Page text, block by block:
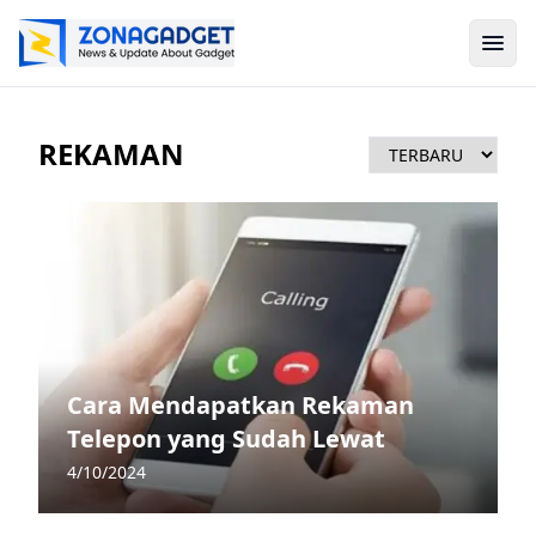
REKAMAN
Cara Mendapatkan Rekaman
Telepon yang Sudah Lewat
4/10/2024